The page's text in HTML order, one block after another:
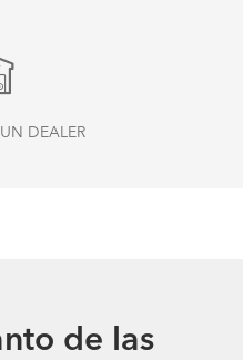
DEALER
de las